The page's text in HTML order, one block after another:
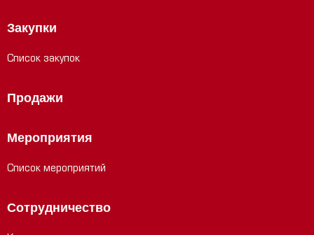
Закупки
Список закупок
Продажи
Мероприятия
Список мероприятий
Сотрудничество